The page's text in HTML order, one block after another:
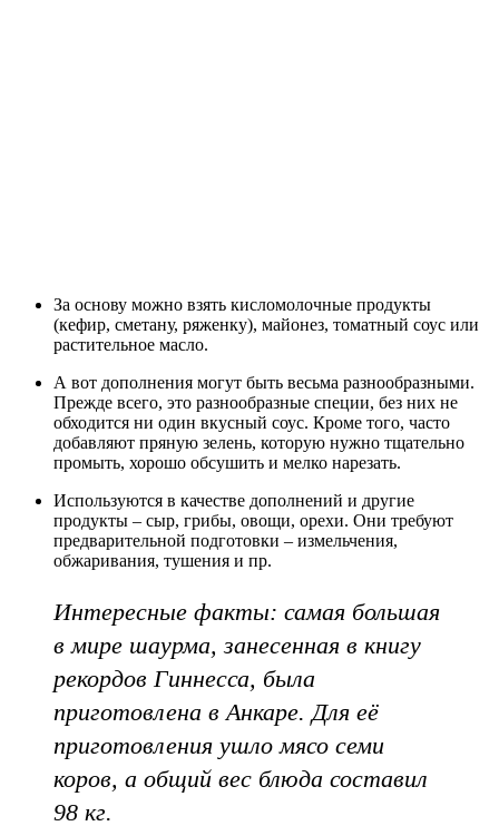
За основу можно взять кисломолочные продукты
(кефир, сметану, ряженку), майонез, томатный соус или
растительное масло.
А вот дополнения могут быть весьма разнообразными.
Прежде всего, это разнообразные специи, без них не
обходится ни один вкусный соус. Кроме того, часто
добавляют пряную зелень, которую нужно тщательно
промыть, хорошо обсушить и мелко нарезать.
Используются в качестве дополнений и другие
продукты – сыр, грибы, овощи, орехи. Они требуют
предварительной подготовки – измельчения,
обжаривания, тушения и пр.
Интересные факты: самая большая
в мире шаурма, занесенная в книгу
рекордов Гиннесса, была
приготовлена в Анкаре. Для её
приготовления ушло мясо семи
коров, а общий вес блюда составил
98 кг.